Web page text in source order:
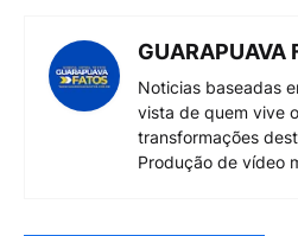
GUARAPUAVA
Noticias baseadas
vista de quem vive
transformações
Produção de vídeo